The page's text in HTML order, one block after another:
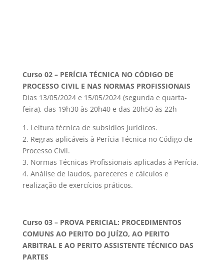
Curso 02 – PERÍCIA TÉCNICA NO CÓDIGO DE
PROCESSO CIVIL E NAS NORMAS PROFISSIONAIS
Dias 13/05/2024 e 15/05/2024 (segunda e quarta-
feira), das 19h30 às 20h40 e das 20h50 às 22h
1. Leitura técnica de subsídios jurídicos.
2. Regras aplicáveis à Perícia Técnica no Código de
Processo Civil.
3. Normas Técnicas Profissionais aplicadas à Perícia.
4. Análise de laudos, pareceres e cálculos e
realização de exercícios práticos.
Curso 03 – PROVA PERICIAL: PROCEDIMENTOS
COMUNS AO PERITO DO JUÍZO, AO PERITO
ARBITRAL E AO PERITO ASSISTENTE TÉCNICO DAS
PARTES